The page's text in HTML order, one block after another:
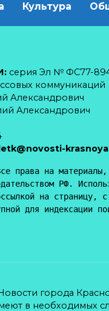
Культура
серия Эл № ФС77-
коммуникаций
Александрович
Александрович
права на
РФ.
на страницу,
для индексации
города
в необходимых